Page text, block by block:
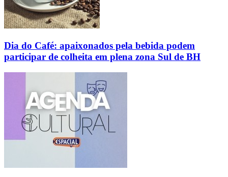
Dia do Café: apaixonados pela bebida podem
participar de colheita em plena zona Sul de BH